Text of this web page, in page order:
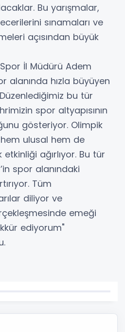
Bu yarışmalar,
sınamaları ve
açısından büyük
İl Müdürü Adem
alanında hızla büyüyen
bu tür
spor altyapısının
gösteriyor. Olimpik
ulusal hem de
ağırlıyor. Bu tür
spor alanındaki
Tüm
diliyor ve
emeği
ediyorum"